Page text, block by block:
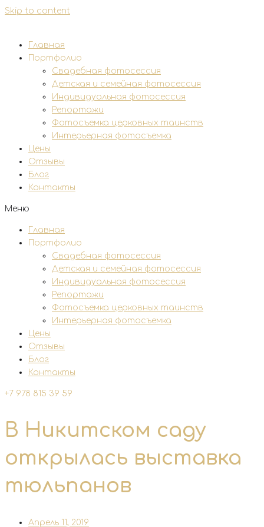
Skip to content
Главная
Портфолио
Свадебная фотосессия
Детская и семейная фотосессия
Индивидуальная фотосессия
Репортажи
Фотосъемка церковных таинств
Интерьерная фотосъемка
Цены
Отзывы
Блог
Контакты
Меню
Главная
Портфолио
Свадебная фотосессия
Детская и семейная фотосессия
Индивидуальная фотосессия
Репортажи
Фотосъемка церковных таинств
Интерьерная фотосъемка
Цены
Отзывы
Блог
Контакты
+7 978 815 39 59
В Никитском саду
открылась выставка
тюльпанов
Апрель 11, 2019